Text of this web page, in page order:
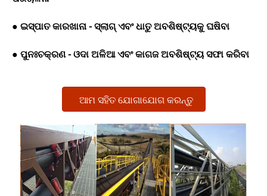
● ଇସ୍ପାତ କାରଖାନା - ସ୍ଲାଗ୍ ଏବଂ ଧାତୁ ଅବଶିଷ୍ଟ୍ୟକୁ ଘଷିବା
● ପୁନଃଚକ୍ରଣ - ଓଦା ଅଳିଆ ଏବଂ କାଗଜ ଅବଶିଷ୍ଟ୍ୟ ସଫା କରିବା
ଆମ ସହିତ ଯୋଗାଯୋଗ କରନ୍ତୁ